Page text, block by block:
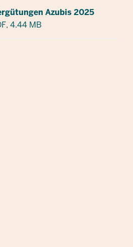
Azubis 2025
4.44 MB